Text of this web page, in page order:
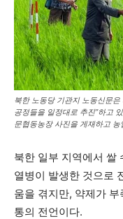
북한 노동당 기관지 노동신문
공정들을 일정대로 추진”하고
문협동농장 사진을 게재하고
북한 일부 지역에서 쌀
열병이 발생한 것으로
움을 겪지만, 약제가
통의 전언이다.